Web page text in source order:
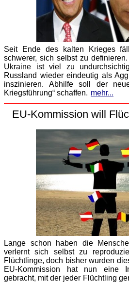
Seit Ende des kalten Krieges
schwerer, sich selbst zu
Ukraine ist viel zu
Russland wieder eindeutig als
inszinieren. Abhilfe soll der
Kriegsführung“ schaffen. mehr...
EU-Kommission will
Lange schon haben die
verlernt sich selbst zu
Flüchtlinge, doch bisher wurden
EU-Kommission hat nun eine
gebracht, mit der jeder Flüchtling